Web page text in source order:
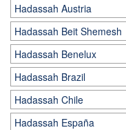
Hadassah Austria
Hadassah Beit Shemesh
Hadassah Benelux
Hadassah Brazil
Hadassah Chile
Hadassah España